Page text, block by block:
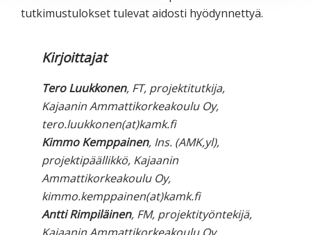
tutkimustulokset tulevat aidosti hyödynnettyä.
Kirjoittajat
Tero Luukkonen, FT, projektitutkija,
Kajaanin Ammattikorkeakoulu Oy,
tero.luukkonen(at)kamk.fi
Kimmo Kemppainen, Ins. (AMK,yl),
projektipäällikkö, Kajaanin
Ammattikorkeakoulu Oy,
kimmo.kemppainen(at)kamk.fi
Antti Rimpiläinen, FM, projektityöntekijä,